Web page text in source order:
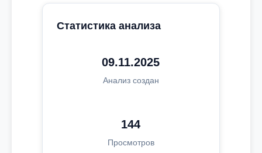
Статистика анализа
09.11.2025
Анализ создан
144
Просмотров